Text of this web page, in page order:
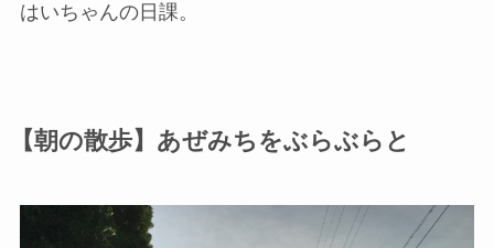
はいちゃんの日課。
【朝の散歩】あぜみちをぶらぶらと